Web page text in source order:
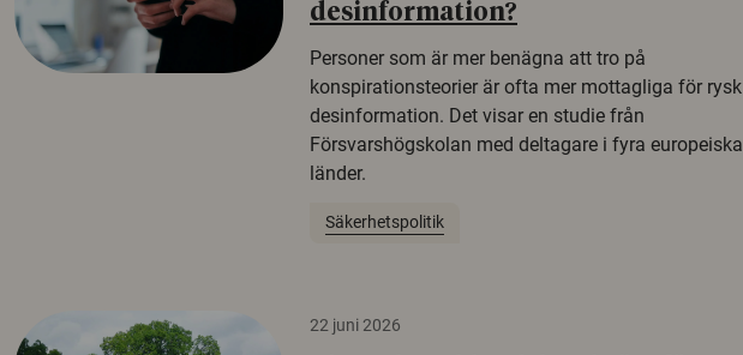
desinformation?
Personer som är mer benägna att tro på
konspirationsteorier är ofta mer mottagliga för rysk
desinformation. Det visar en studie från
Försvarshögskolan med deltagare i fyra europeiska
länder.
Säkerhetspolitik
22 juni 2026